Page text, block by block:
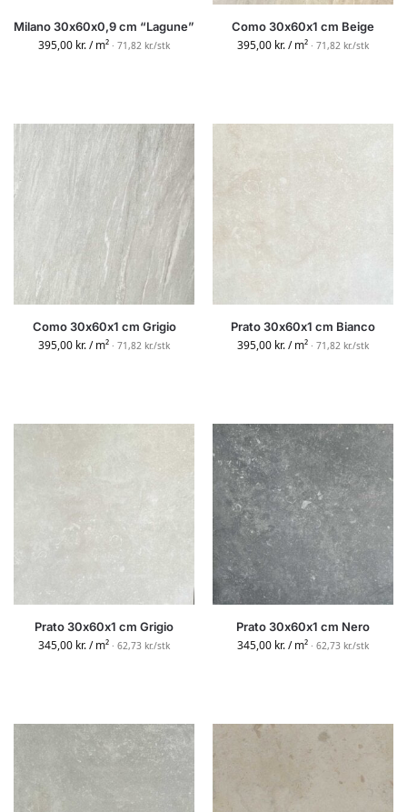
Milano 30x60x0,9 cm “Lagune”
395,00 kr./ m² · 71,82 kr./stk
Como 30x60x1 cm Beige
395,00 kr./ m² · 71,82 kr./stk
Como 30x60x1 cm Grigio
395,00 kr./ m² · 71,82 kr./stk
Prato 30x60x1 cm Bianco
395,00 kr./ m² · 71,82 kr./stk
Prato 30x60x1 cm Grigio
345,00 kr./ m² · 62,73 kr./stk
Prato 30x60x1 cm Nero
345,00 kr./ m² · 62,73 kr./stk